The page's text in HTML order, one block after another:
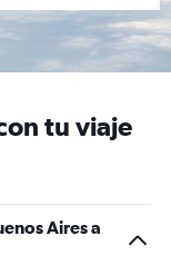
tu viaje
Aires a